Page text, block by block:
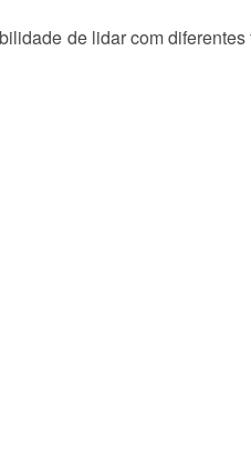
de lidar com